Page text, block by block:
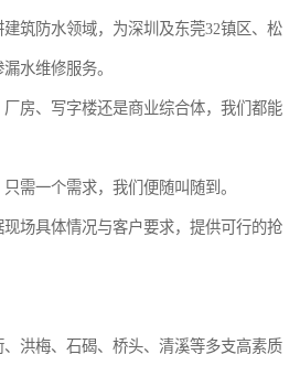
筑防水领域，为深圳及东莞32镇区、松
水维修服务。
房、写字楼还是商业综合体，我们都能
需一个需求，我们便随叫随到。
场具体情况与客户要求，提供可行的抢
洪梅、石碣、桥头、清溪等多支高素质